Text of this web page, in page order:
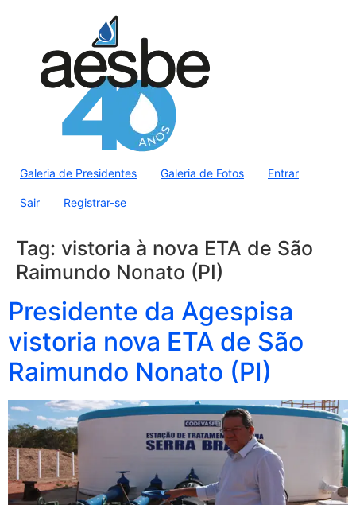
Galeria de Presidentes Galeria de Fotos Entrar
Sair Registrar-se
Tag: vistoria à nova ETA de São
Raimundo Nonato (PI)
Presidente da Agespisa
vistoria nova ETA de São
Raimundo Nonato (PI)